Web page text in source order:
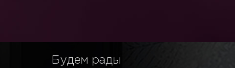
Будем рады